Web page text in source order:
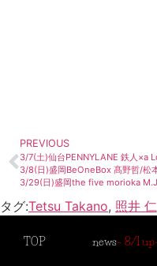
PREVIOUS
3/7(土)仙台PENNYLANE 鉄人×a
3/8(日)盛岡BeOneBox 髙野哲/松
3/29(日)盛岡the five morioka
タグ:Tetsu Takano, 照井 仁
TOP news– 8/1